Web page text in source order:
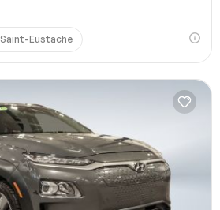
Saint-Eustache